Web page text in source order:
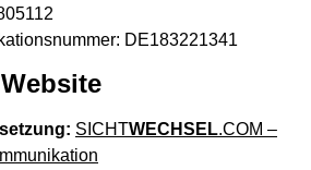
DE183221341
SICHTWECHSEL.COM –